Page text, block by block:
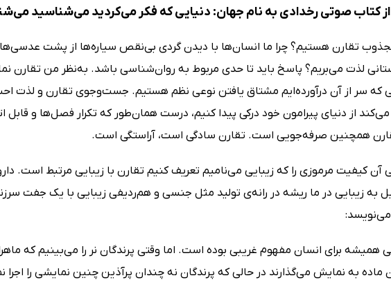
کتاب صوتی رخدادی به نام جهان: دنیایی که فکر می‌کردید می‌شناسید
مجذوب تقارن هستیم؟ چرا ما انسان‌ها با دیدن گردی بی‌نقص سیاره‌ها از پشت
لذت می‌بریم؟ پاسخ باید تا حدی مربوط به روان‌شناسی باشد. به‌نظر من تقارن
که سر از آن درآورده‌ایم مشتاق یافتن نوعی نظم هستیم. جست‌وجوی تقارن و لذت
از دنیای پیرامون خود درکی پیدا کنیم، درست همان‌طور که تکرار فصل‌ها و
همچنین صرفه‌جویی است. تقارن سادگی است، آراستگی است.
آن کیفیت مرموزی را که زیبایی می‌نامیم تعریف کنیم تقارن با زیبایی مرتبط است.
به زیبایی در ما ریشه در رانه‌ی تولید مثل جنسی و هم‌ردیفی زیبایی با یک جفت
می‌نویسد:
همیشه برای انسان مفهوم غریبی بوده است. اما وقتی پرندگان نر را می‌بینیم که
ماده به نمایش می‌گذارند در حالی که پرندگان نه چندان پرآذین چنین نمایشی را